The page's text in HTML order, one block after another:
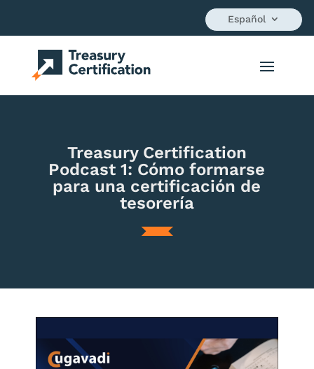
Español
Treasury Certification
Podcast 1: Cómo formarse
para una certificación de
tesorería